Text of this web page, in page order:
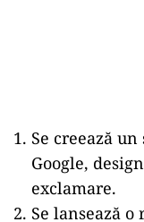
Se creează
Google,
exclamare.
Se lansează